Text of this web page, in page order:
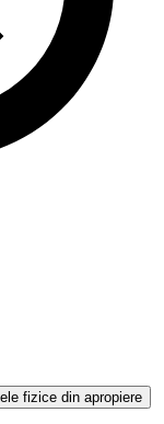
fizice din apropiere